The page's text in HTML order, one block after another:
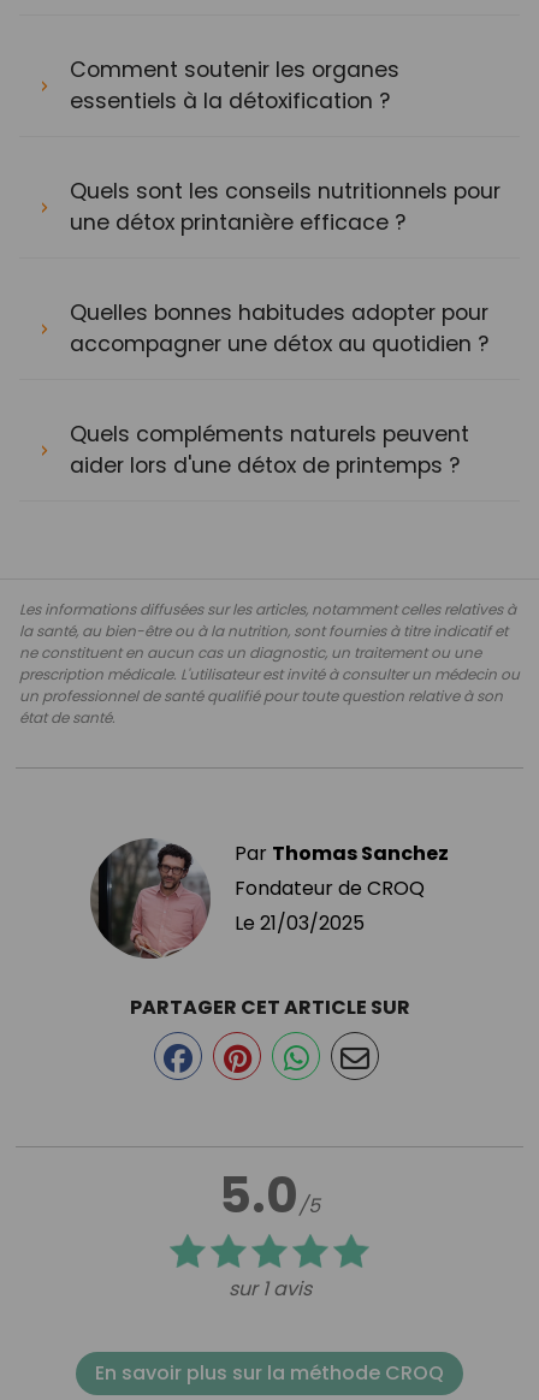
Comment soutenir les organes
essentiels à la détoxification ?
Quels sont les conseils nutritionnels pour
une détox printanière efficace ?
Quelles bonnes habitudes adopter pour
accompagner une détox au quotidien ?
Quels compléments naturels peuvent
aider lors d'une détox de printemps ?
Les informations diffusées sur les articles, notamment celles relatives à
la santé, au bien-être ou à la nutrition, sont fournies à titre indicatif et
ne constituent en aucun cas un diagnostic, un traitement ou une
prescription médicale. L'utilisateur est invité à consulter un médecin ou
un professionnel de santé qualifié pour toute question relative à son
état de santé.
Par Thomas Sanchez
Fondateur de CROQ
Le 21/03/2025
5.0/5
sur 1 avis
PARTAGER CET ARTICLE SUR
En savoir plus sur la méthode CROQ